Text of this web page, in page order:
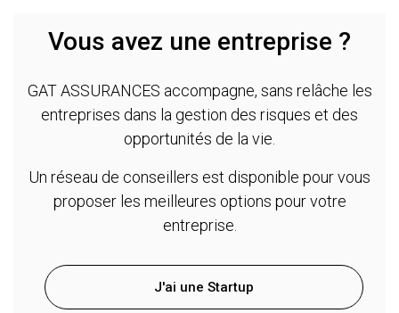
Vous avez une entreprise ?
GAT ASSURANCES accompagne, sans relâche les
entreprises dans la gestion des risques et des
opportunités de la vie.
Un réseau de conseillers est disponible pour vous
proposer les meilleures options pour votre
entreprise.
J'ai une Startup